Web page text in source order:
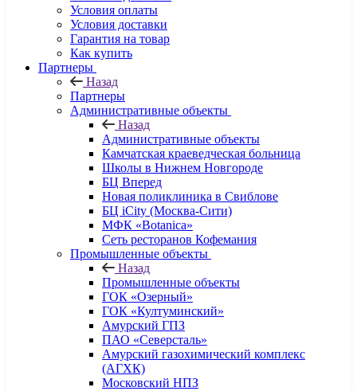
Условия оплаты
Условия доставки
Гарантия на товар
Как купить
Партнеры
Назад
Партнеры
Административные объекты
Назад
Административные объекты
Камчатская краеведческая больница
Школы в Нижнем Новгороде
БЦ Вперед
Новая поликлиника в Свиблове
БЦ iCity (Москва-Сити)
МФК «Botanica»
Сеть ресторанов Кофемания
Промышленные объекты
Назад
Промышленные объекты
ГОК «Озерный»
ГОК «Култуминский»
Амурский ГПЗ
ПАО «Северсталь»
Амурский газохимический комплекс
(АГХК)
Московский НПЗ